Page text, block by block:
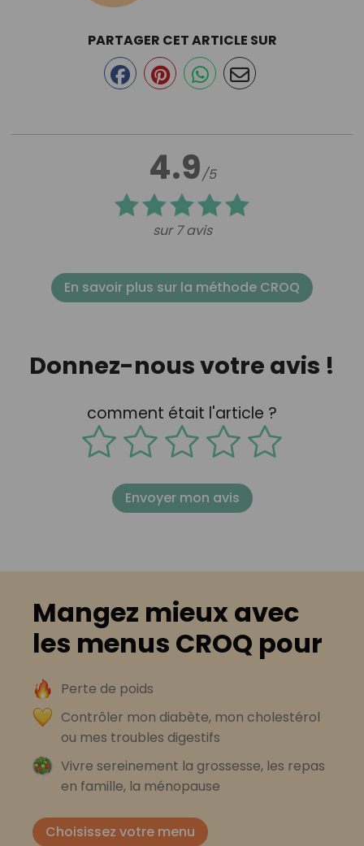
4.9/5
sur 7 avis
PARTAGER CET ARTICLE SUR
En savoir plus sur la méthode CROQ
Donnez-nous votre avis !
comment était l'article ?
Envoyer mon avis
Mangez mieux avec
les menus CROQ pour
Perte de poids
Contrôler mon diabète, mon cholestérol
ou mes troubles digestifs
Vivre sereinement la grossesse, les repas
en famille, la ménopause
Choisissez votre menu